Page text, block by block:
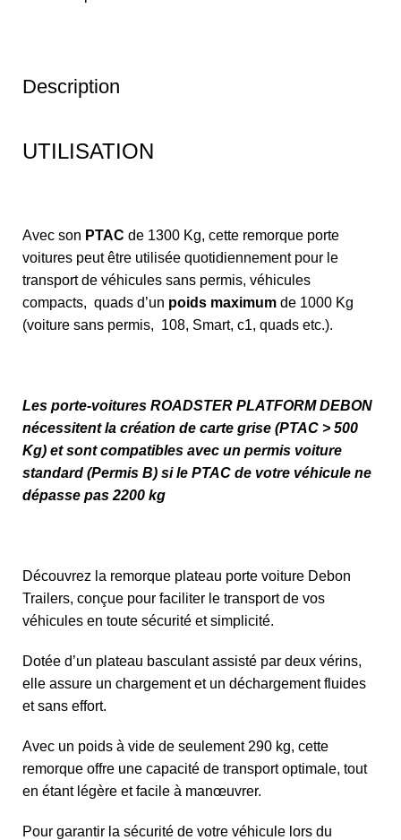
Description
UTILISATION
Avec son PTAC de 1300 Kg, cette remorque porte
voitures peut être utilisée quotidiennement pour le
transport de véhicules sans permis, véhicules
compacts, quads d’un poids maximum de 1000 Kg
(voiture sans permis, 108, Smart, c1, quads etc.).
Les porte-voitures ROADSTER PLATFORM DEBON
nécessitent la création de carte grise (PTAC > 500
Kg) et sont compatibles avec un permis voiture
standard (Permis B) si le PTAC de votre véhicule ne
dépasse pas 2200 kg
Découvrez la remorque plateau porte voiture Debon
Trailers, conçue pour faciliter le transport de vos
véhicules en toute sécurité et simplicité.
Dotée d’un plateau basculant assisté par deux vérins,
elle assure un chargement et un déchargement fluides
et sans effort.
Avec un poids à vide de seulement 290 kg, cette
remorque offre une capacité de transport optimale, tout
en étant légère et facile à manœuvrer.
Pour garantir la sécurité de votre véhicule lors du